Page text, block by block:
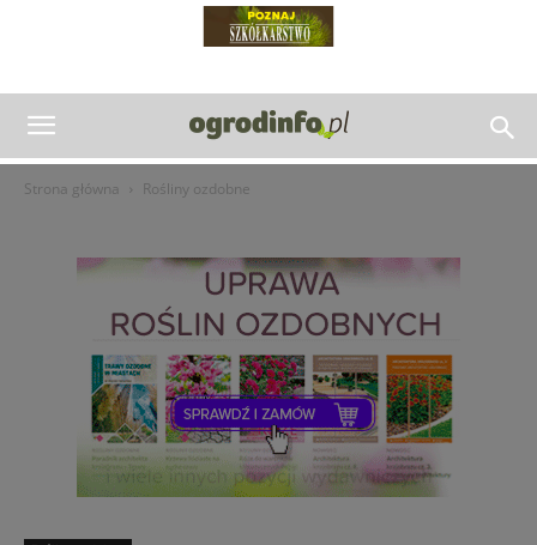
Strona główna Rośliny ozdobne